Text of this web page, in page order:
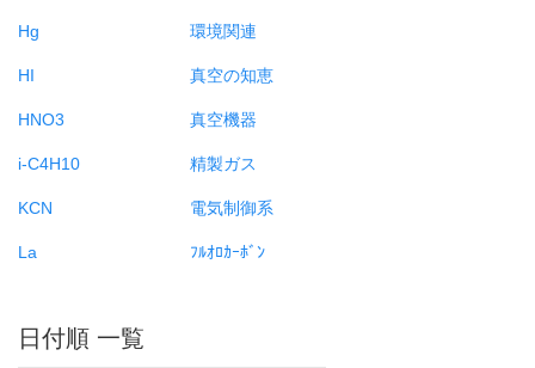
Hg
HI
HNO3
i-C4H10
KCN
La
環境関連
真空の知恵
真空機器
精製ガス
電気制御系
ﾌﾙｵﾛｶｰﾎﾞﾝ
日付順 一覧